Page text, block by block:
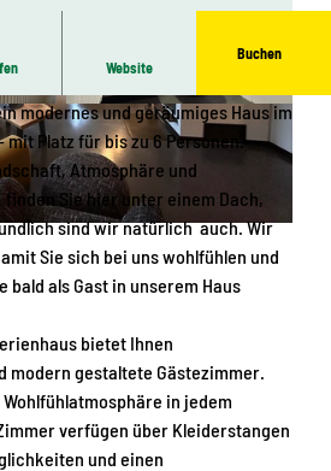
I
M
G
_
7
9
4
2
Website
Buchen
modernes und geräumiges Haus im
Platz für bis zu 6 Personen.
Atmosphäre und
Sie hier unter einem Dach,
sind wir natürlich auch. Wir
Sie sich bei uns wohlfühlen und
bald als Gast in unserem Haus
bietet Ihnen
modern gestaltete Gästezimmer.
in jedem
verfügen über Kleiderstangen
und einen